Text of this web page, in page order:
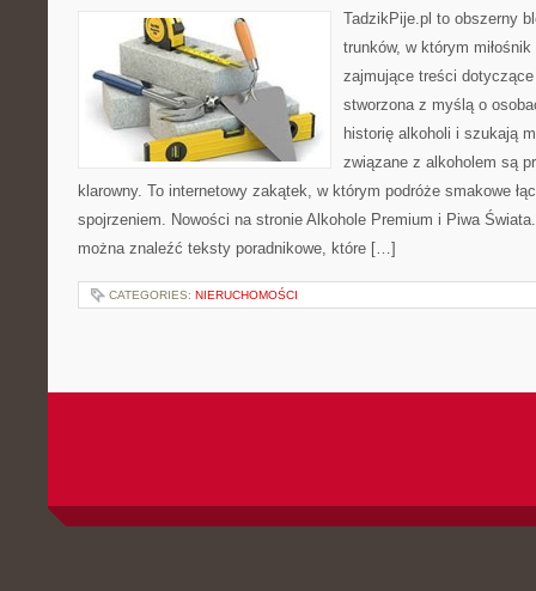
TadzikPije.pl to obszerny
trunków, w którym
zajmujące treści
stworzona z myślą o
historię alkoholi i szukają
związane z alkoholem są
klarowny. To internetowy zakątek, w którym podróże smakowe
spojrzeniem. Nowości na stronie Alkohole Premium i Piwa
można znaleźć teksty poradnikowe, które […]
CATEGORIES: NIERUCHOMOŚCI